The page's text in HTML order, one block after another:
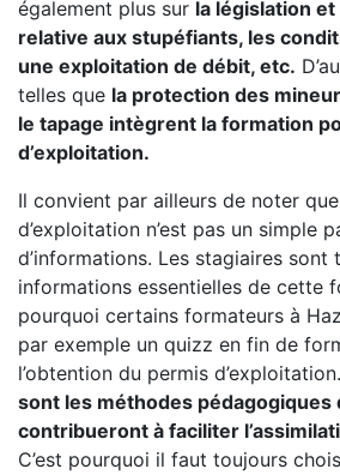
également plus sur la législation
relative aux stupéfiants, les
une exploitation de débit, etc.
telles que la protection des
le tapage intègrent la formation
d’exploitation.
Il convient par ailleurs de noter
d’exploitation n’est pas un simple
d’informations. Les stagiaires sont
informations essentielles de cette
pourquoi certains formateurs à
par exemple un quizz en fin de
l’obtention du permis
sont les méthodes
contribueront à faciliter
C’est pourquoi il faut toujours